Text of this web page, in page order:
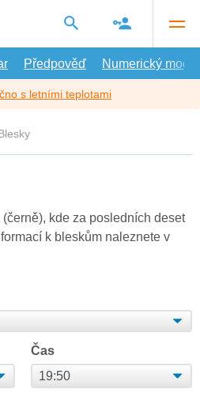
Předpověď Numerický model
s letními teplotami
kde za posledních deset
k bleskům naleznete v
Čas